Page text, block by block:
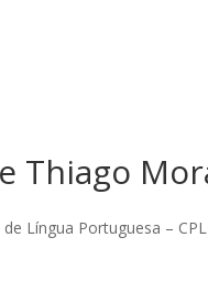
Thiago
Língua Portuguesa –